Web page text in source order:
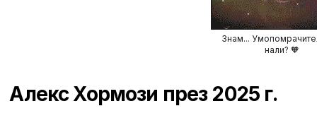
Знам...
нали? 🧡
Алекс Хормози през 2025 г.